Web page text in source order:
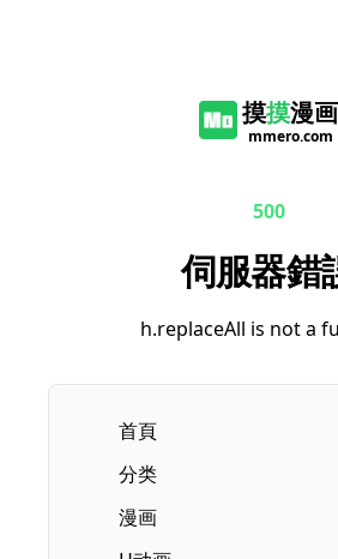
摸摸漫画
mmero.com
500
伺服器錯
h.replaceAll is not a
首頁
分类
漫画